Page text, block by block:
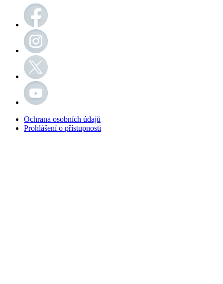
Ochrana osobních údajů
Prohlášení o přístupnosti